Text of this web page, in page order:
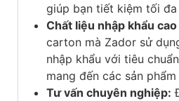
giúp bạn tiết kiệm tối đa
Chất liệu nhập khẩu cao
carton mà Zador sử
nhập khẩu với tiêu
mang đến các sản
Tư vấn chuyên nghiệp: